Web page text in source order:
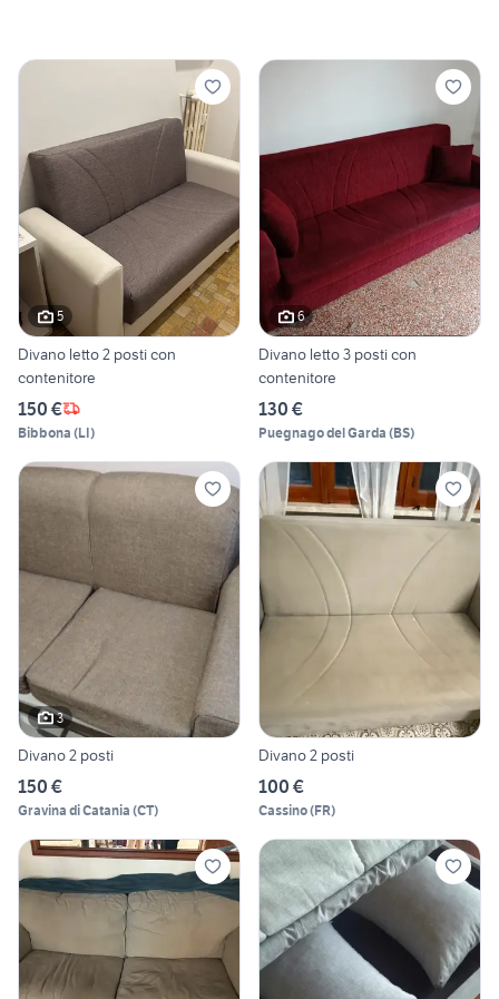
5
Divano letto 2 posti con
contenitore
150 €
Bibbona (LI)
6
Divano letto 3 posti con
contenitore
130 €
Puegnago del Garda (BS)
3
Divano 2 posti
150 €
Gravina di Catania (CT)
Divano 2 posti
100 €
Cassino(FR)